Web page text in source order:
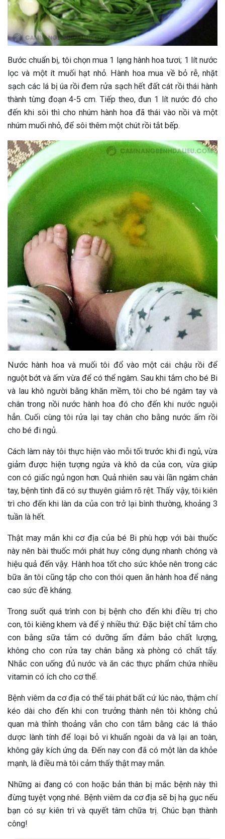
Bước chuẩn bị, tôi chọn mua 1 lạng hành hoa tươi; 1 lít nước
lọc và một ít muối hạt nhỏ. Hành hoa mua về bỏ rễ, nhặt
sạch các lá bị úa rồi đem rửa sạch hết đất cát rồi thái hành
thành từng đoạn 4-5 cm. Tiếp theo, đun 1 lít nước đó cho
đến khi sôi thì cho nhúm hành hoa đã thái vào nồi và một
nhúm muối nhỏ, để sôi thêm một chút rồi tắt bếp.
Nước hành hoa và muối tôi đổ vào một cái chậu rồi để
nguột bớt và ấm vừa để có thể ngâm. Sau khi tắm cho bé Bi
và lau khô người bằng khăn mềm, tôi cho bé ngâm tay và
chân trong nồi nước hành hoa đó cho đến khi nước nguội
hẳn. Cuối cùng tôi rửa lại tay chân cho bằng nước ấm rồi
cho bé đi ngủ.
Cách làm này tôi thực hiện vào mỗi tối trước khi đi ngủ, vừa
giảm được hiện tượng ngứa và khô da của con, vừa giúp
con có giấc ngủ ngon hơn. Quả nhiên sau vài lần ngâm chân
tay, bệnh tình đã có sự thuyên giảm rõ rệt. Thấy vậy, tôi kiên
trì cho đến khi làn da của con trở lại bình thường, khoảng 3
tuần là hết.
Thật may mắn khi cơ địa của bé Bi phù hợp với bài thuốc
này nên bài thuốc mới phát huy công dụng nhanh chóng và
hiệu quả đến vậy. Hành hoa tốt cho sức khỏe nên trong các
bữa ăn tôi cũng tập cho con thói quen ăn hành hoa để nâng
cao sức đề kháng.
Trong suốt quá trình con bị bệnh cho đến khi điều trị cho
con, tôi kiêng khem và để ý nhiều thứ. Đặc biệt chỉ tắm cho
con bằng sữa tắm có dưỡng ẩm đảm bảo chất lượng,
không cho con rửa tay chân bằng xà phòng có chất tẩy.
Nhắc con uống đủ nước và ăn các thực phẩm chứa nhiều
vitamin có ích cho cơ thể.
Bệnh viêm da cơ địa có thể tái phát bất cứ lúc nào, thậm chí
kéo dài cho đến khi con trưởng thành nên tôi không chủ
quan mà thỉnh thoảng vẫn cho con tắm bằng các lá thảo
dược lành tính để loại bỏ vi khuẩn ngoài da và lại an toàn,
không gây kích ứng da. Đến nay con đã có một làn da khỏe
mạnh, là điều mà tôi cảm thấy thật may mắn.
Những ai đang có con hoặc bản thân bị mắc bệnh này thì
đừng tuyệt vọng nhé. Bệnh viêm da cơ địa sẽ bị hạ gục nếu
bạn có sự kiên trì và quyết tâm chữa trị. Chúc bạn thành
công!